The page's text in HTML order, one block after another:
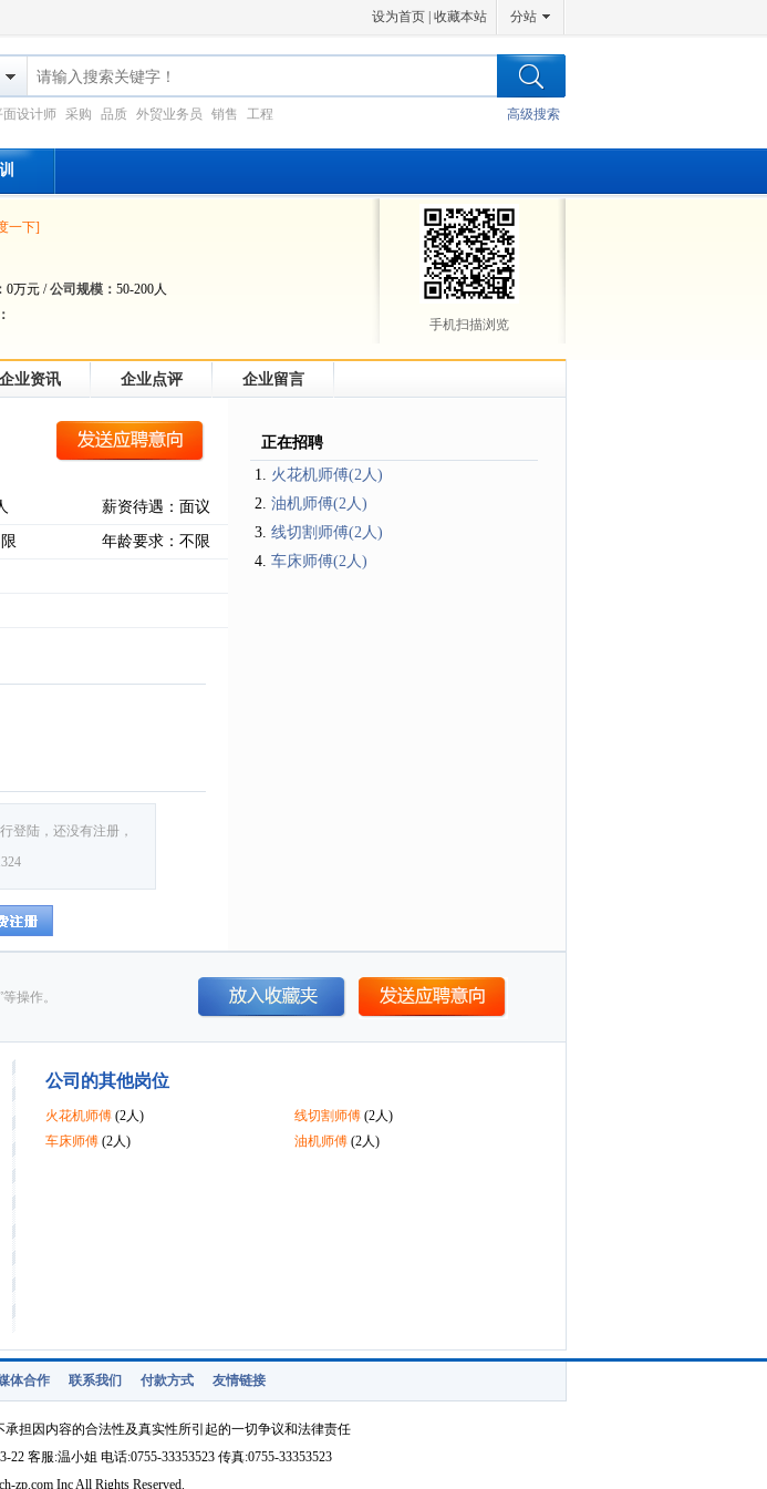
设为首页 收藏本站 分站
高级搜索
面设计师 采购 品质 外贸业务员 销售 工程
一下]
0万元 /公司规模： 50-200人
手机扫描浏览
企业资讯 企业点评 企业留言
薪资待遇：面议
年龄要求：不限
登陆，还没有注册，
正在招聘
火花机师傅(2人)
油机师傅(2人)
线切割师傅(2人)
车床师傅(2人)
操作。
公司的其他岗位
火花机师傅 (2人) 线切割师傅 (2人)
车床师傅 (2人) 油机师傅 (2人)
体合作 联系我们 付款方式 友情链接
担因内容的合法性及真实性所引起的一切争议和法律责任
客服:温小姐 电话:0755-33353523 传真:0755-33353523
zp.com Inc All Rights Reserved.